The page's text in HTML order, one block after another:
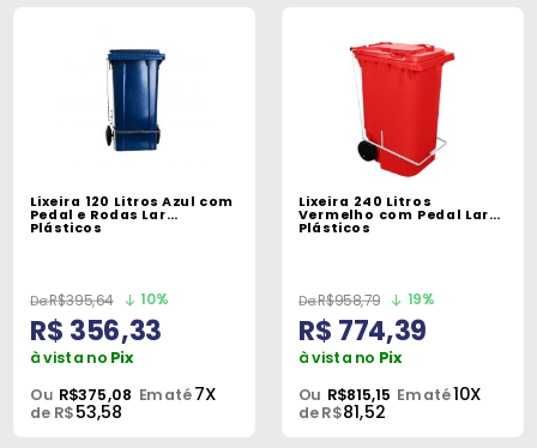
Lixeira 120 Litros Azul com
Pedal e Rodas Lar
Plásticos
R$395,64 10%
R$ 356,33
à vista no Pix
Ou R$375,08 Em até7X
de R$53,58
Lixeira 240 Litros
Vermelho com Pedal Lar
Plásticos
R$958,79 19%
R$ 774,39
à vista no Pix
Ou R$815,15 Em até10X
de R$81,52